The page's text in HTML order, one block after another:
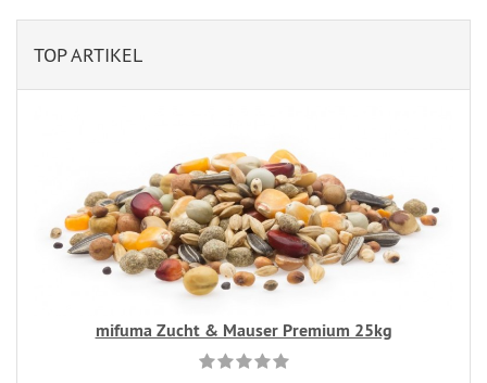
TOP ARTIKEL
mifuma Zucht & Mauser Premium 25kg